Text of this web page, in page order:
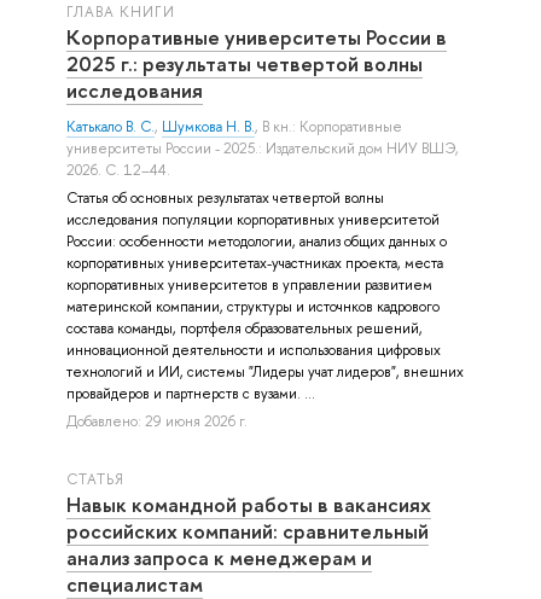
ГЛАВА КНИГИ
Корпоративные университеты России в
2025 г.: результаты четвертой волны
исследования
Катькало В. С., Шумкова Н. В., В кн.: Корпоративные
университеты России - 2025.: Издательский дом НИУ ВШЭ,
2026. С. 12–44.
Статья об основных результатах четвертой волны
исследования популяции корпоративных университетой
России: особенности методологии, анализ общих данных о
корпоративных университетах-участниках проекта, места
корпоративных университетов в управлении развитием
материнской компании, структуры и источнков кадрового
состава команды, портфеля образовательных решений,
инновационной деятельности и использования цифровых
технологий и ИИ, системы "Лидеры учат лидеров", внешних
провайдеров и партнерств с вузами. ...
Добавлено: 29 июня 2026 г.
СТАТЬЯ
Навык командной работы в вакансиях
российских компаний: сравнительный
анализ запроса к менеджерам и
специалистам